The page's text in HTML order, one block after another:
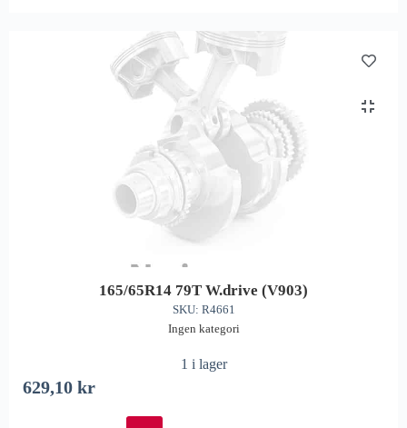
165/65R14 79T W.drive (V903)
SKU: R4661
Ingen kategori
1 i lager
629,10 kr